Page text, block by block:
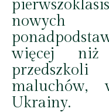
nowych
więcej
Ukrainy.